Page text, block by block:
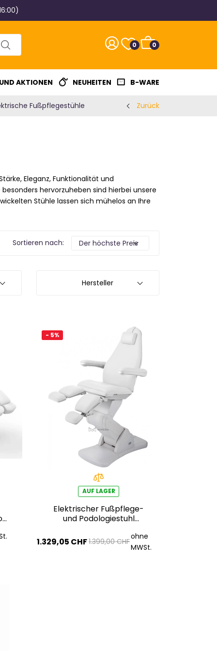
0 0
AKTIONEN NEUHEITEN B-WARE
Fußpflegestühle Zurück
Eleganz, Funktionalität und
hervorzuheben sind hierbei unsere
Stühle lassen sich mühelos an Ihre
Sortieren nach:
Hersteller
- 5%
AUF LAGER
Elektrischer Fußpflege-
und Podologiestuhl
weiß, PVC in
medizinischer Qualität
1.329,05 CHF1.399,00 CHF
ohne
MWSt.